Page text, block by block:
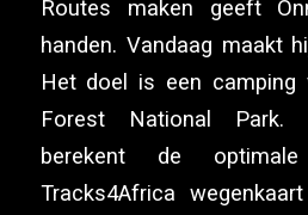
Routes maken geeft
handen. Vandaag maakt
Het doel is een camping
Forest National Park.
berekent de
Tracks4Africa